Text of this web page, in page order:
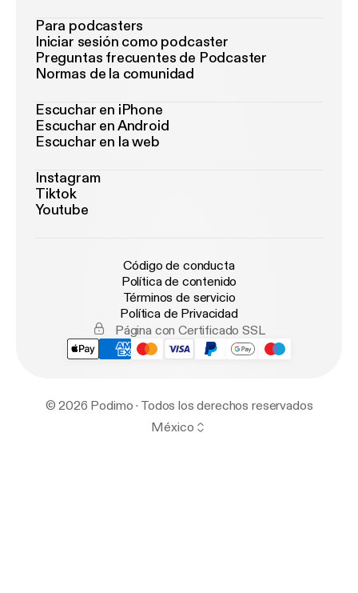
Para podcasters
Iniciar sesión como podcaster
Preguntas frecuentes de Podcaster
Normas de la comunidad
Escuchar en iPhone
Escuchar en Android
Escuchar en la web
Instagram
Tiktok
Youtube
Código de conducta
Política de contenido
Términos de servicio
Política de Privacidad
Página con Certificado SSL
© 2026 Podimo · Todos los derechos reservados
México